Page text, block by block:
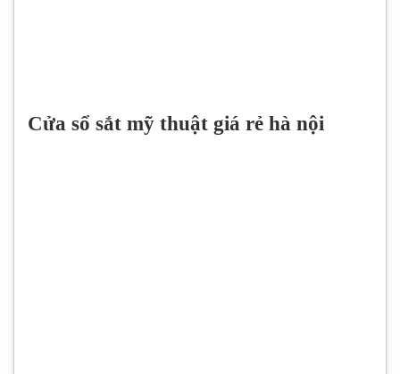
Cửa sổ sắt mỹ thuật giá rẻ hà nội